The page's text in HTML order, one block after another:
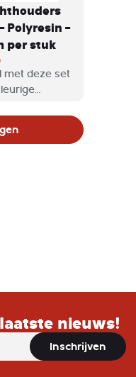
Polyresin –
per stuk
met deze set
het
nieuws!
Inschrijven